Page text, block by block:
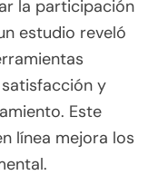
la participación
estudio reveló
y
Este
línea mejora los